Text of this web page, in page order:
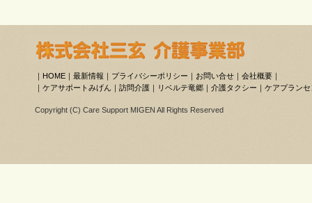
｜ HOME ｜ 最新情報 ｜ プライバシーポリシー ｜ お問い合せ ｜ 会社概要 ｜
｜ ケアサポートみげん ｜ 訪問介護 ｜ リベルテ竜郷 ｜ 介護タクシー ｜ ケアプラン
Copyright (C) Care Support MIGEN All Rights Reserved